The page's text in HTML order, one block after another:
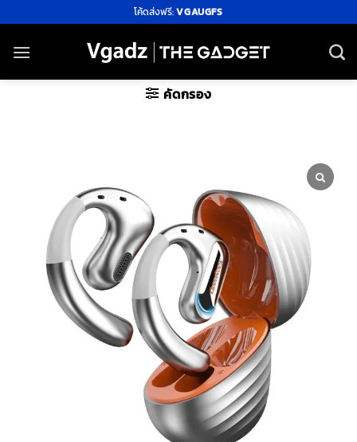
ไป
ยัง
โค้ดส่งฟรี:VGAUGFS
คัดกรอง